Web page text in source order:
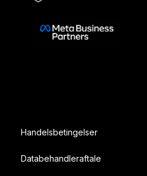
Handelsbetingelser
Databehandleraftale